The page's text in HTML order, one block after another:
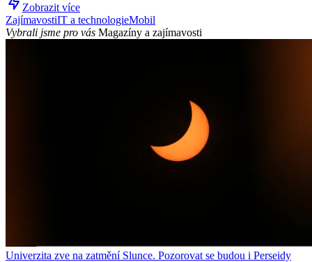
Zobrazit více
ZajímavostiIT a technologieMobil
Vybrali jsme pro vás Magazíny a zajímavosti
Univerzita zve na zatmění Slunce. Pozorovat se budou i Perseidy